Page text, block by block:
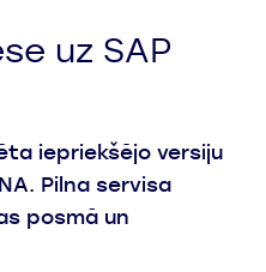
uz SAP
iepriekšējo versiju
Pilna servisa
posmā un